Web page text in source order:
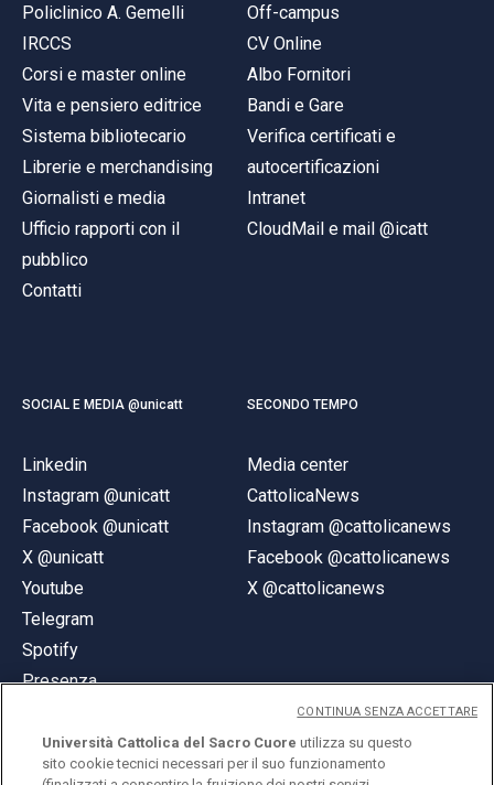
Policlinico A. Gemelli
IRCCS
Corsi e master online
Vita e pensiero editrice
Sistema bibliotecario
Librerie e merchandising
Giornalisti e media
Ufficio rapporti con il
pubblico
Contatti
Off-campus
CV Online
Albo Fornitori
Bandi e Gare
Verifica certificati e
autocertificazioni
Intranet
CloudMail e mail @icatt
SOCIAL E MEDIA @unicatt
Linkedin
Instagram @unicatt
Facebook @unicatt
X @unicatt
Youtube
Telegram
Spotify
Presenza
SECONDO TEMPO
Media center
CattolicaNews
Instagram @cattolicanews
Facebook @cattolicanews
X @cattolicanews
Università Cattolica del Sacro Cuore utilizza su questo
sito cookie tecnici necessari per il suo funzionamento
CONTINUA SENZA ACCETTARE